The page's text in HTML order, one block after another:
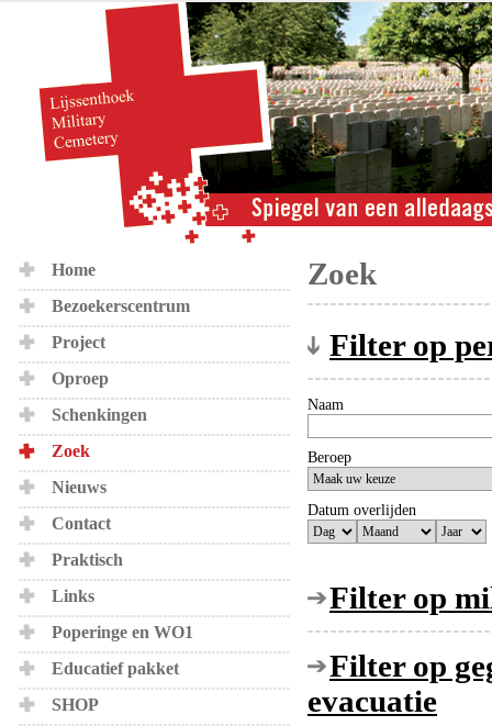
Home
Bezoekerscentrum
Project
Oproep
Schenkingen
Zoek
Nieuws
Contact
Praktisch
Links
Poperinge en WO1
Educatief pakket
SHOP
Zoek
Filter op
Naam
Beroep
Datum overlijden
Filter op
Filter op
evacuatie